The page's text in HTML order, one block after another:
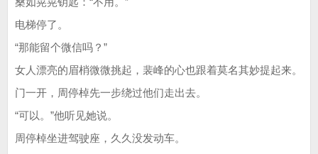
电梯停了。
“那能留个微信吗？”
女人漂亮的眉梢微微挑起，裴峰的心也跟着莫名其妙提起来。
门一开，周停棹先一步绕过他们走出去。
“可以。”他听见她说。
周停棹坐进驾驶座，久久没发动车。